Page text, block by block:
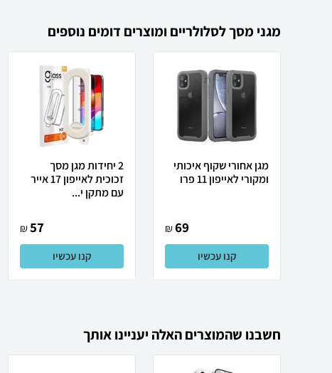
מגני מסך לסלולריים ומוצרים דומים נוספים
מגן אחורי שקוף איכותי
ומקורי לאייפון 11 פרו
69
₪
קנו עכשיו
2 יחידות מגן מסך
זכוכית לאייפון 17 אייר
עם מתקן י...
57
₪
קנו עכשיו
חשבנו שהמוצרים האלה יעניינו אותך